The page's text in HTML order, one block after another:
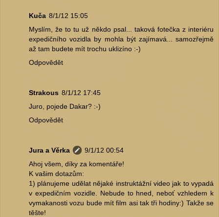
Kuča 8/1/12 15:05
Myslím, že to tu už někdo psal... taková fotečka z interiéru
expedičního vozidla by mohla být zajímavá... samozřejmě
až tam budete mít trochu uklizíno :-)
Odpovědět
Strakous 8/1/12 17:45
Juro, pojede Dakar? :-)
Odpovědět
Jura a Věrka
9/1/12 00:54
Ahoj všem, díky za komentáře!
K vašim dotazům:
1) plánujeme udělat nějaké instruktážní video jak to vypadá
v expedičním vozidle. Nebude to hned, neboť vzhledem k
vymakanosti vozu bude mít film asi tak tři hodiny:) Takže se
těšte!